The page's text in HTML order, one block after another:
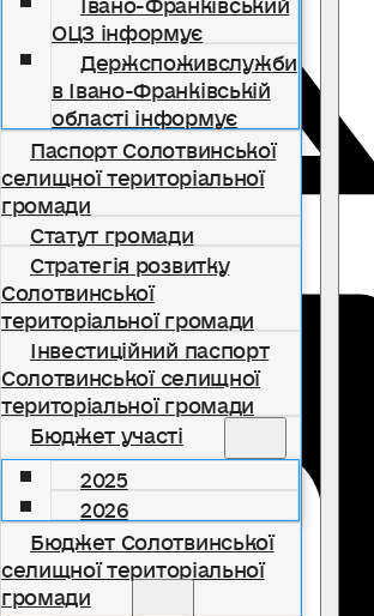
ОЦЗ інформує
Держспоживслужби
в Івано-Франківській
області інформує
Паспорт Солотвинської
селищної територіальної
громади
Статут громади
Стратегія розвитку
Солотвинської
територіальної громади
Інвестиційний паспорт
Солотвинської селищної
територіальної громади
Бюджет участі
2025
2026
Бюджет Солотвинської
селищної територіальної
громади